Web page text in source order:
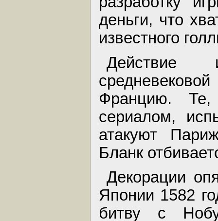
деньги, что
известного
Действие
Францию.
сериалом,
атакуют
Бланк
Декорации
Японии 1582
битву с